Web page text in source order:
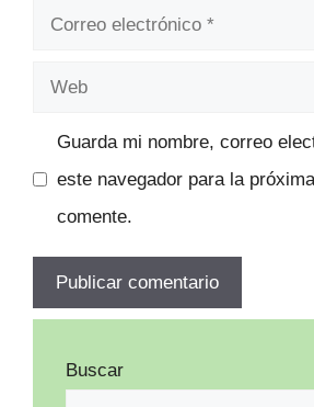
Correo
Web
Guarda mi nombre, correo
este navegador para la
comente.
Buscar